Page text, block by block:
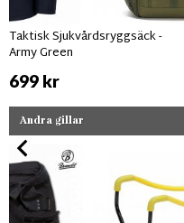
Taktisk Sjukvårdsryggsäck -
Army Green
699 kr
Andra gillar